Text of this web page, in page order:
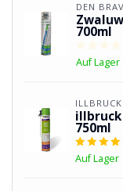
DEN
700ml
Auf Lager
ILLBRUCK
illbruck
750ml
Auf Lager